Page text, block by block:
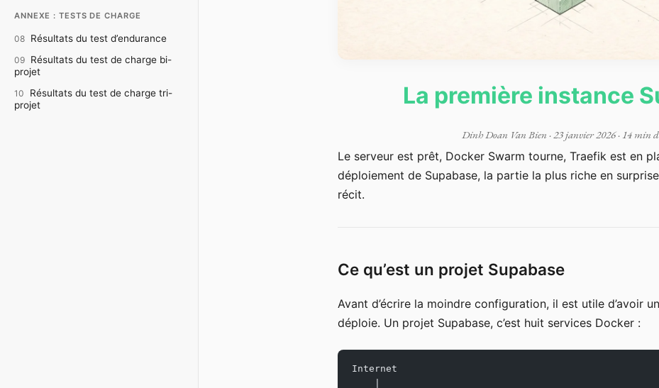
ANNEXE : TESTS DE CHARGE
08 Résultats du test d’endurance
09 Résultats du test de charge bi-
projet
10
Résultats du test de charge tri-
projet
La première instance
Dinh Doan Van Bien ·23 janvier 2026· 14 min
Le serveur est prêt, Docker Swarm tourne, Traefik est en
déploiement de Supabase, la partie la plus riche en
récit.
Ce qu’est un projet Supabase
Avant d’écrire la moindre configuration, il est utile d’avoir
déploie. Un projet Supabase, c’est huit services Docker :
Internet